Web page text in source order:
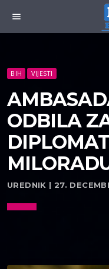
menu
BIH VIJESTI
ODBILA
UREDNIK | 27.